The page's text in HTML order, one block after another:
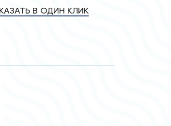
В ОДИН КЛИК